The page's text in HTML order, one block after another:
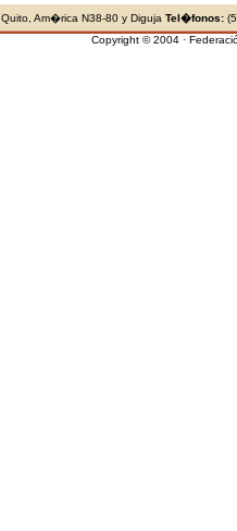
Quito, Am�rica N38-80 y Diguja Tel�fonos:
Copyright © 2004 ·